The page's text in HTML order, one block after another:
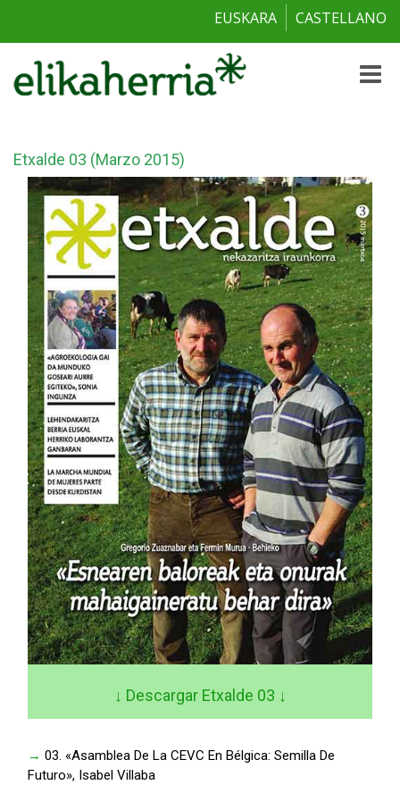
EUSKARA CASTELLANO
Toggle
Etxalde 03 (Marzo 2015)
↓ Descargar Etxalde 03 ↓
→ 03. «Asamblea De La CEVC En Bélgica: Semilla De
Futuro», Isabel Villaba